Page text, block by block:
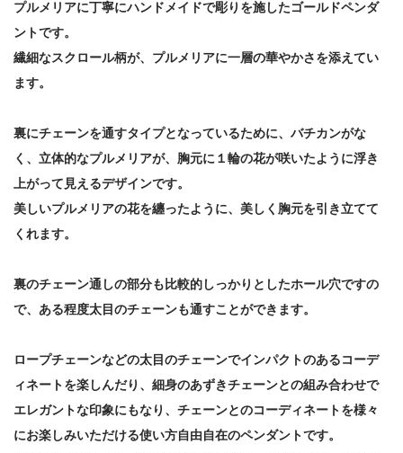
プルメリアに丁寧にハンドメイドで彫りを施したゴールドペンダ
ントです。
繊細なスクロール柄が、プルメリアに一層の華やかさを添えてい
ます。
裏にチェーンを通すタイプとなっているために、バチカンがな
く、立体的なプルメリアが、胸元に１輪の花が咲いたように浮き
上がって見えるデザインです。
美しいプルメリアの花を纏ったように、美しく胸元を引き立てて
くれます。
裏のチェーン通しの部分も比較的しっかりとしたホール穴ですの
で、ある程度太目のチェーンも通すことができます。
ロープチェーンなどの太目のチェーンでインパクトのあるコーデ
ィネートを楽しんだり、細身のあずきチェーンとの組み合わせで
エレガントな印象にもなり、チェーンとのコーディネートを様々
にお楽しみいただける使い方自由自在のペンダントです。